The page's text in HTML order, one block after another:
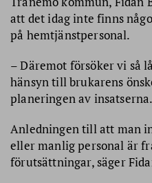
Kicki Brånell. Foto: Tina
(Ur Kicki Brånells insändare i
att det idag inte finns
på hemtjänstpersonal.
– Däremot försöker vi så
hänsyn till brukarens
planeringen av insatserna.
Anledningen till att man
eller manlig personal är
förutsättningar, säger